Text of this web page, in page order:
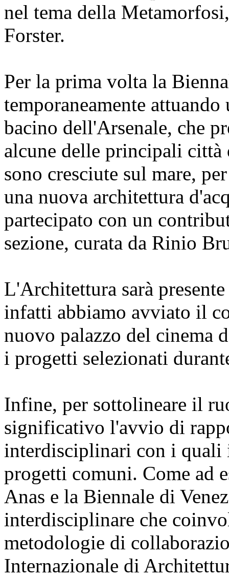
nel tema della
Forster.
Per la prima volta la
temporaneamente
bacino dell'Arsenale, che
alcune delle principali città
sono cresciute sul mare,
una nuova architettura
partecipato con un
sezione, curata da Rinio
L'Architettura sarà
infatti abbiamo avviato il
nuovo palazzo del cinema
i progetti selezionati
Infine, per sottolineare il
significativo l'avvio di
interdisciplinari con i quali
progetti comuni. Come ad
Anas e la Biennale di
interdisciplinare che
metodologie di
Internazionale di